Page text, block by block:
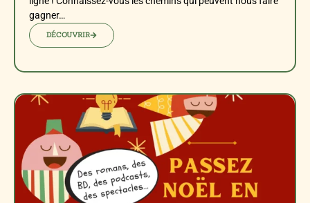
gagner…
DÉCOUVRIR